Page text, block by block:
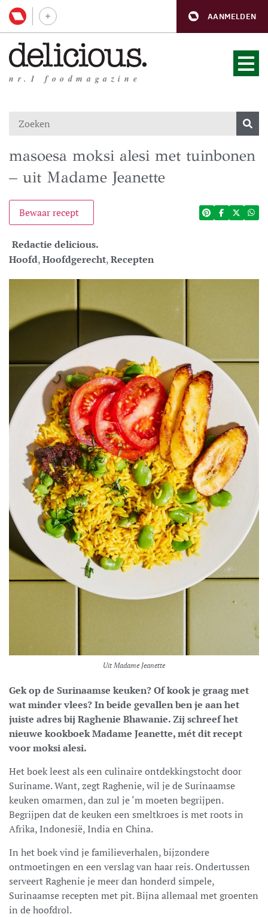
AANMELDEN
nr.1 foodmagazine
masoesa moksi alesi met tuinbonen
– uit Madame Jeanette
Bewaar recept
Redactie delicious.
Hoofd,Hoofdgerecht,Recepten
Uit Madame Jeanette
Gek op de Surinaamse keuken? Of kook je graag met
wat minder vlees? In beide gevallen ben je aan het
juiste adres bij Raghenie Bhawanie. Zij schreef het
nieuwe kookboek Madame Jeanette, mét dit recept
voor moksi alesi.
Het boek leest als een culinaire ontdekkingstocht door
Suriname. Want, zegt Raghenie, wil je de Surinaamse
keuken omarmen, dan zul je ‘m moeten begrijpen.
Begrijpen dat de keuken een smeltkroes is met roots in
Afrika, Indonesië, India en China.
In het boek vind je familieverhalen, bijzondere
ontmoetingen en een verslag van haar reis. Ondertussen
serveert Raghenie je meer dan honderd simpele,
Surinaamse recepten met pit. Bijna allemaal met groenten
in de hoofdrol.